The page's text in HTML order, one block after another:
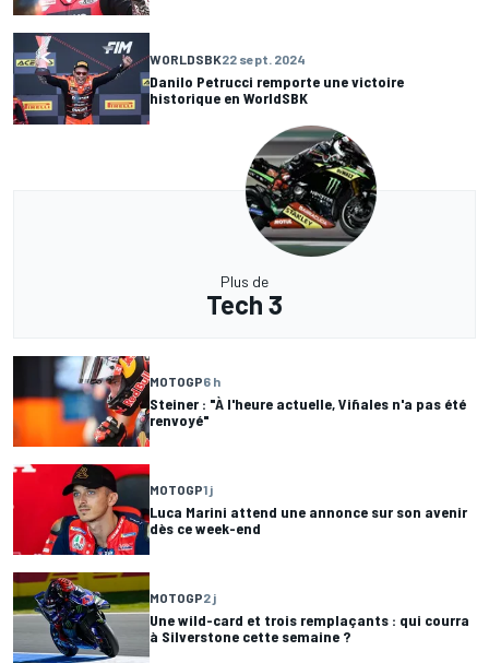
WORLDSBK22 sept. 2024
Danilo Petrucci remporte une victoire
historique en WorldSBK
Plus de
Tech 3
MOTOGP6 h
Steiner : "À l'heure actuelle, Viñales n'a pas été
renvoyé"
MOTOGP1 j
Luca Marini attend une annonce sur son avenir
dès ce week-end
MOTOGP2 j
Une wild-card et trois remplaçants : qui courra
à Silverstone cette semaine ?